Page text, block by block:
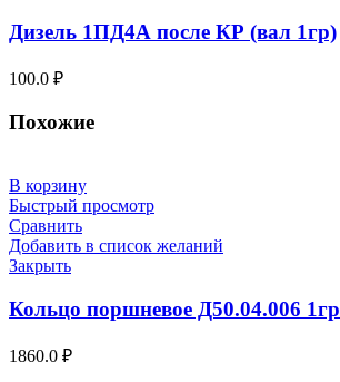
Дизель 1ПД4А после КР (вал 1гр)
100.0 ₽
Похожие
В корзину
Быстрый просмотр
Сравнить
Добавить в список желаний
Закрыть
Кольцо поршневое Д50.04.006 1гр
1860.0 ₽